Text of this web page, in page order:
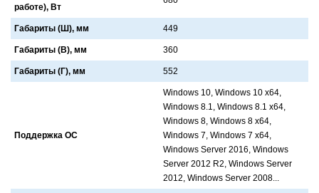
работе), Вт
Габариты (Ш), мм 449
Габариты (В), мм 360
Габариты (Г), мм 552
Поддержка ОС
Windows 10, Windows 10 x64,
Windows 8.1, Windows 8.1 x64,
Windows 8, Windows 8 x64,
Windows 7, Windows 7 x64,
Windows Server 2016, Windows
Server 2012 R2, Windows Server
2012, Windows Server 2008...